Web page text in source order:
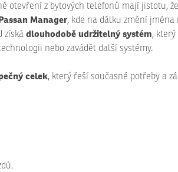
otevření z bytových telefonů mají jistotu,
Manager, kde na dálku změní
získá dlouhodobě udržitelný systém,
nebo zavádět další systémy.
celek, který řeší současné potřeby a